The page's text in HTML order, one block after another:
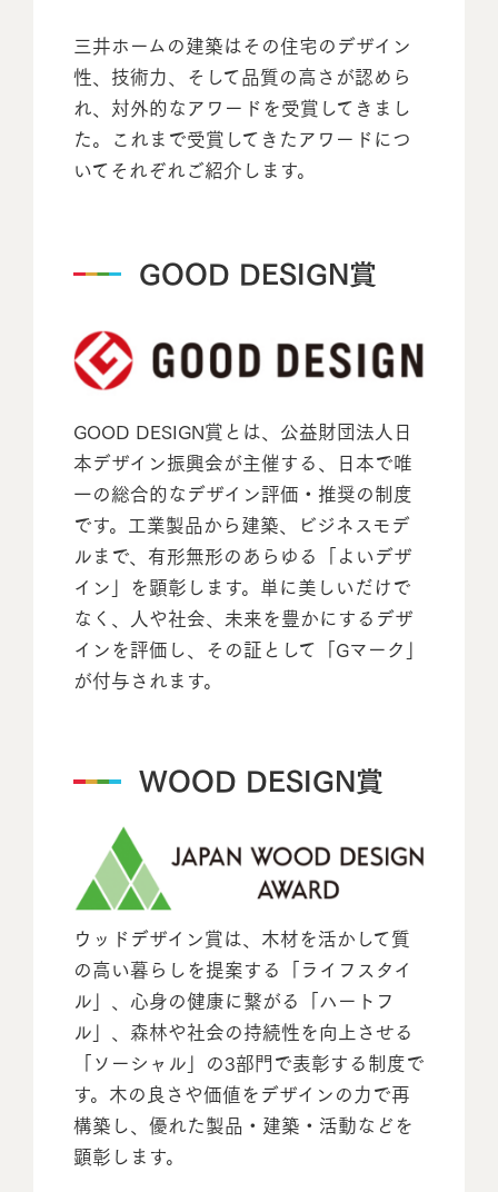
三井ホームの建築はその住宅のデザイン
性、技術力、そして品質の高さが認めら
れ、対外的なアワードを受賞してきまし
た。これまで受賞してきたアワードにつ
いてそれぞれご紹介します。
GOOD DESIGN賞
GOOD DESIGN賞とは、公益財団法人日
本デザイン振興会が主催する、日本で唯
一の総合的なデザイン評価・推奨の制度
です。工業製品から建築、ビジネスモデ
ルまで、有形無形のあらゆる「よいデザ
イン」を顕彰します。単に美しいだけで
なく、人や社会、未来を豊かにするデザ
インを評価し、その証として「Gマーク」
が付与されます。
WOOD DESIGN賞
ウッドデザイン賞は、木材を活かして質
の高い暮らしを提案する「ライフスタイ
ル」、心身の健康に繋がる「ハートフ
ル」、森林や社会の持続性を向上させる
「ソーシャル」の3部門で表彰する制度で
す。木の良さや価値をデザインの力で再
構築し、優れた製品・建築・活動などを
顕彰します。